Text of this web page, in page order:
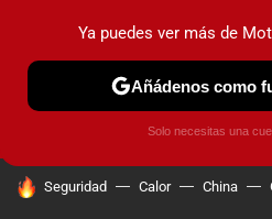
PRUEBAS COCHES
HOY SE HABLA DE
Seguridad Calor China
Ya puedes ver más de
Añádenos como
Solo necesitas una